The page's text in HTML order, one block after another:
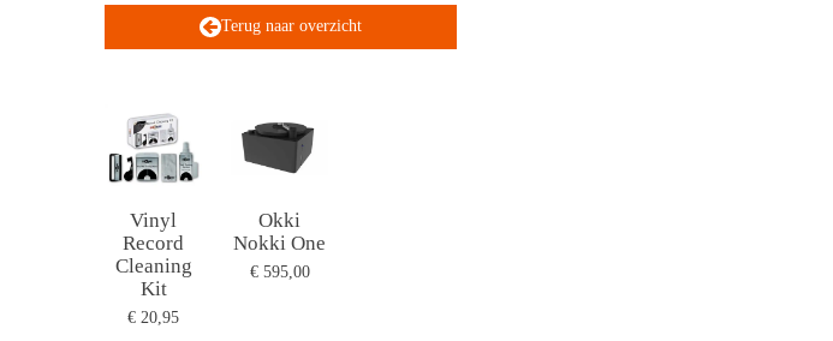
Terug naar overzicht
Vinyl
Record
Cleaning
Kit
€ 20,95
Okki
Nokki One
€ 595,00